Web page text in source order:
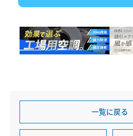
一覧に戻る